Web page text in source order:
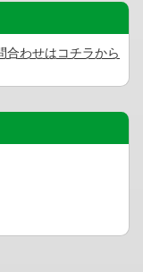
合わせはコチラから